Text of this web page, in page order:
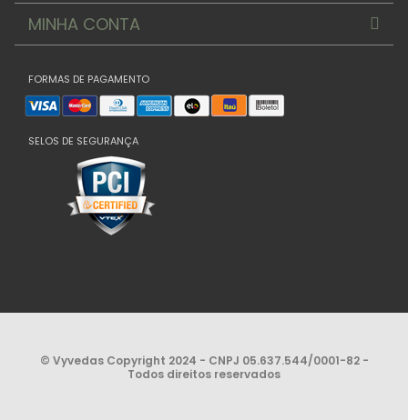
MINHA CONTA
FORMAS DE PAGAMENTO
SELOS DE SEGURANÇA
© Vyvedas Copyright 2024 - CNPJ 05.637.544/0001-82 -
Todos direitos reservados